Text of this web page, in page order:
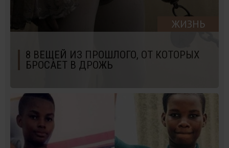
ЖИЗНЬ
8 ВЕЩЕЙ ИЗ ПРОШЛОГО, ОТ КОТОРЫХ
БРОСАЕТ В ДРОЖЬ